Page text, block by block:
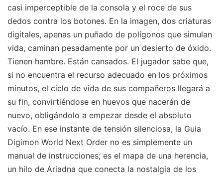
casi imperceptible de la consola y el roce de sus
dedos contra los botones. En la imagen, dos criaturas
digitales, apenas un puñado de polígonos que simulan
vida, caminan pesadamente por un desierto de óxido.
Tienen hambre. Están cansados. El jugador sabe que,
si no encuentra el recurso adecuado en los próximos
minutos, el ciclo de vida de sus compañeros llegará a
su fin, convirtiéndose en huevos que nacerán de
nuevo, obligándolo a empezar desde el absoluto
vacío. En ese instante de tensión silenciosa, la Guia
Digimon World Next Order no es simplemente un
manual de instrucciones; es el mapa de una herencia,
un hilo de Ariadna que conecta la nostalgia de los